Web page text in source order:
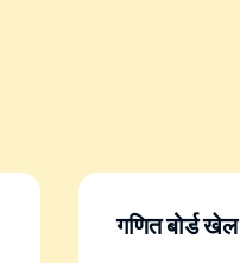
गणित बोर्ड खेल